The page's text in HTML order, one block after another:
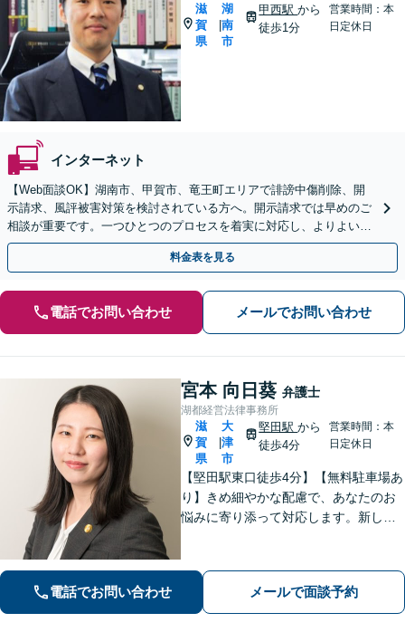
滋
賀
県
湖
南
市
甲西駅から
徒歩1分
営業時間：本
日定休日
インターネット
【Web面談OK】湖南市、甲賀市、竜王町エリアで誹謗中傷削除、開
示請求、風評被害対策を検討されている方へ。開示請求では早めのご
相談が重要です。一つひとつのプロセスを着実に対応し、よりよい解
決に向けて尽力いたします【甲西駅1分】
料金表を見る
電話でお問い合わせ メールでお問い合わせ
宮本 向日葵 弁護士
湖都経営法律事務所
滋
賀
県
大
津
市
堅田駅から
徒歩4分
営業時間：本
日定休日
【堅田駅東口徒歩4分】【無料駐車場あ
り】きめ細やかな配慮で、あなたのお
悩みに寄り添って対応します。新しい
にご相談ください。
電話でお問い合わせ メールで面談予約